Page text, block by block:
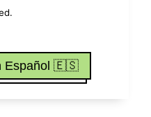
Español 🇪🇸